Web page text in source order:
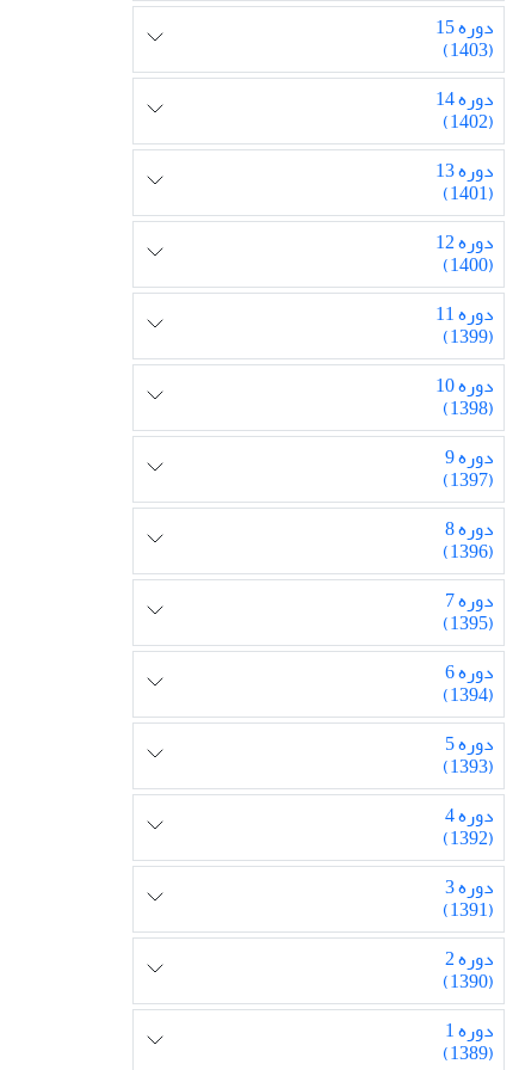
دوره 15
(1403)
دوره 14
(1402)
دوره 13
(1401)
دوره 12
(1400)
دوره 11
(1399)
دوره 10
(1398)
دوره 9
(1397)
دوره 8
(1396)
دوره 7
(1395)
دوره 6
(1394)
دوره 5
(1393)
دوره 4
(1392)
دوره 3
(1391)
دوره 2
(1390)
دوره 1
(1389)